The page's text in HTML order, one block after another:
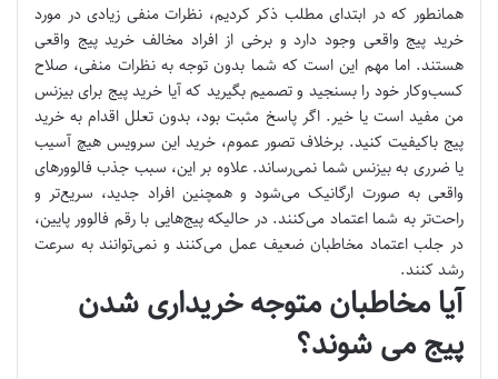
همانطور که در ابتدای مطلب ذکر کردیم، نظرات منفی زیادی در مورد
خرید پیج واقعی وجود دارد و برخی از افراد مخالف خرید پیج واقعی
هستند. اما مهم این است که شما بدون توجه به نظرات منفی، صلاح
کسب‌و‌کار خود را بسنجید و تصمیم بگیرید که آیا خرید پیج برای بیزنس
من مفید است یا خیر. اگر پاسخ مثبت بود، بدون تعلل اقدام به خرید
پیج باکیفیت کنید. برخلاف تصور عموم، خرید این سرویس هیچ آسیب
یا ضرری به بیزنس شما نمی‌رساند. علاوه بر این، سبب جذب فالوورهای
واقعی به صورت ارگانیک می‌شود و همچنین افراد جدید، سریع‌تر و
راحت‌تر به شما اعتماد می‌کنند. در حالیکه پیج‌هایی با رقم فالوور پایین،
در جلب اعتماد مخاطبان ضعیف عمل می‌کنند و نمی‌توانند به سرعت
رشد کنند.
آیا مخاطبان متوجه خریداری شدن
پیج می شوند؟